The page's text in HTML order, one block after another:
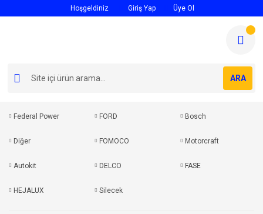
Hoşgeldiniz Giriş Yap Üye Ol
ARA
Federal Power FORD Bosch
Diğer FOMOCO Motorcraft
Autokit DELCO FASE
HEJALUX Silecek